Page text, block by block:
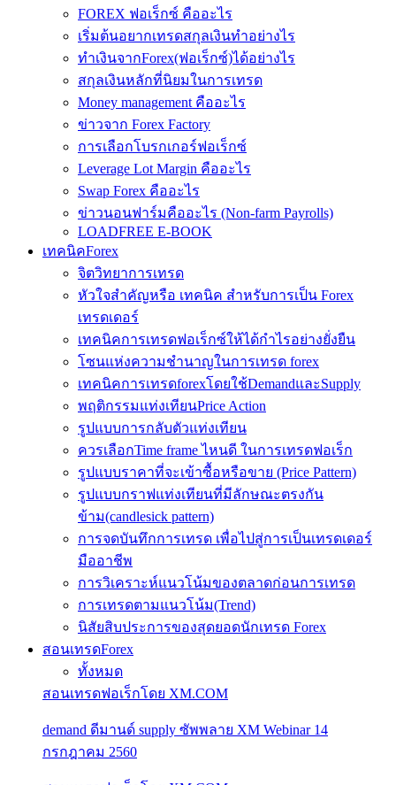
FOREX ฟอเร็กซ์ คืออะไร
เริ่มต้นอยากเทรดสกุลเงินทำอย่างไร
ทำเงินจากForex(ฟอเร็กซ์)ได้อย่างไร
สกุลเงินหลักที่นิยมในการเทรด
Money management คืออะไร
ข่าวจาก Forex Factory
การเลือกโบรกเกอร์ฟอเร็กซ์
Leverage Lot Margin คืออะไร
Swap Forex คืออะไร
ข่าวนอนฟาร์มคืออะไร (Non-farm Payrolls)
LOADFREE E-BOOK
เทคนิคForex
จิตวิทยาการเทรด
หัวใจสำคัญหรือ เทคนิค สำหรับการเป็น Forex
เทรดเดอร์
เทคนิคการเทรดฟอเร็กซ์ให้ได้กำไรอย่างยั่งยืน
โซนแห่งความชำนาญในการเทรด forex
เทคนิคการเทรดforexโดยใช้DemandและSupply
พฤติกรรมแท่งเทียนPrice Action
รูปแบบการกลับตัวแท่งเทียน
ควรเลือกTime frame ไหนดี ในการเทรดฟอเร็ก
รูปแบบราคาที่จะเข้าซื้อหรือขาย (Price Pattern)
รูปแบบกราฟแท่งเทียนที่มีลักษณะตรงกัน
ข้าม(candlesick pattern)
การจดบันทึกการเทรด เพื่อไปสู่การเป็นเทรดเดอร์
มืออาชีพ
การวิเคราะห์แนวโน้มของตลาดก่อนการเทรด
การเทรดตามแนวโน้ม(Trend)
นิสัยสิบประการของสุดยอดนักเทรด Forex
สอนเทรดForex
ทั้งหมด
สอนเทรดฟอเร็กโดย XM.COM
demand ดีมานด์ supply ซัพพลาย XM Webinar 14
กรกฎาคม 2560